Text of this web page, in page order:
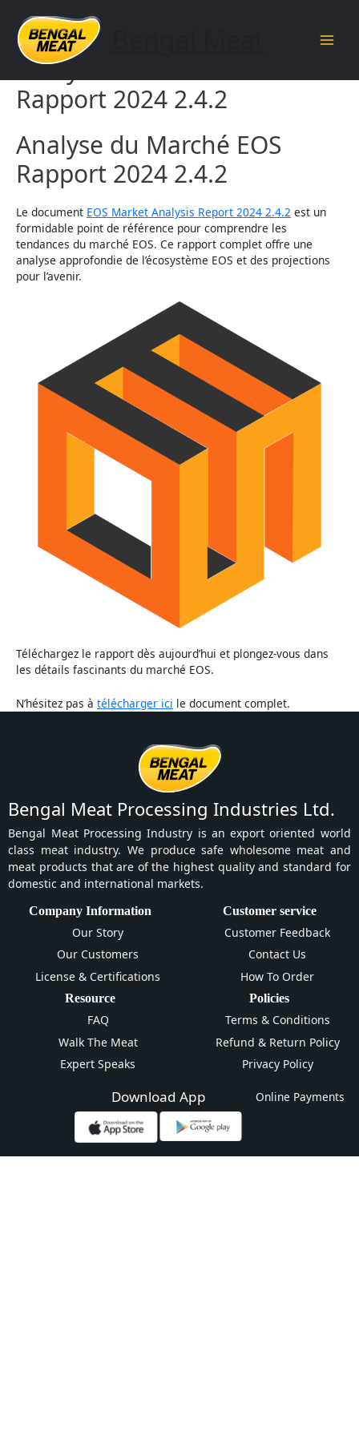
content
Analyse du Marché EOS
Rapport 2024 2.4.2
Analyse du Marché EOS
Rapport 2024 2.4.2
Le document EOS Market Analysis Report 2024 2.4.2 est un
formidable point de référence pour comprendre les
tendances du marché EOS. Ce rapport complet offre une
analyse approfondie de l’écosystème EOS et des projections
pour l’avenir.
Téléchargez le rapport dès aujourd’hui et plongez-vous dans
les détails fascinants du marché EOS.
N’hésitez pas à télécharger ici le document complet.
Bengal Meat Processing Industries Ltd.
Bengal Meat Processing Industry is an export oriented world
class meat industry. We produce safe wholesome meat and
meat products that are of the highest quality and standard for
domestic and international markets.
Company Information
Our Story
Our Customers
License & Certifications
Customer service
Customer Feedback
Contact Us
How To Order
Resource
FAQ
Walk The Meat
Expert Speaks
Policies
Terms & Conditions
Refund & Return Policy
Privacy Policy
Download App Online Payments